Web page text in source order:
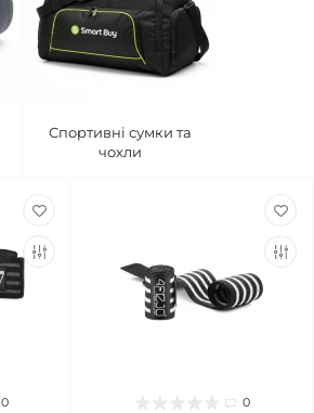
Спортивні сумки та
чохли
0 0